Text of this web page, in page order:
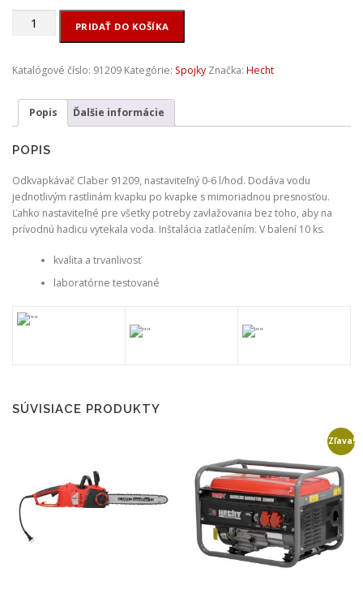
množstvo
6
koncový
Claber
91209
10
ks
PRIDAŤ DO KOŠÍKA
Katalógové číslo: 91209 Kategórie: Spojky Značka: Hecht
Popis Ďalšie informácie
POPIS
Odkvapkávač Claber 91209, nastaviteľný 0-6 l/hod. Dodáva vodu
jednotlivým rastlinám kvapku po kvapke s mimoriadnou presnosťou.
Ľahko nastaviteľné pre všetky potreby zavlažovania bez toho, aby na
prívodnú hadicu vytekala voda. Inštalácia zatlačením. V balení 10 ks.
kvalita a trvanlivosť
laboratórne testované
SÚVISIACE PRODUKTY
Zľava!